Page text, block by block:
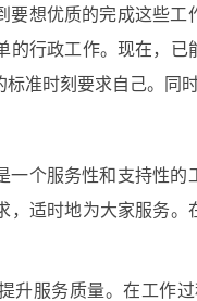
要想优质的完成这些
行政工作。现在，
准时刻要求自己。同
一个服务性和支持性
，适时地为大家服务
升服务质量。在工作